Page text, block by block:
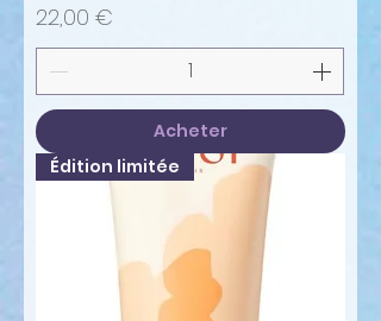
Prix
22,00 €
Acheter
Édition limitée